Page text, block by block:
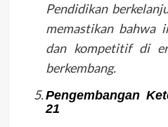
Pendidikan
memastikan bahwa
dan kompetitif di
berkembang.
Pengembangan
21